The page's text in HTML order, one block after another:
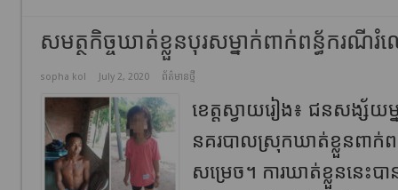
សមត្ថកិច្ចឃាត់ខ្លួនបុរសម្នាក់ពាក់ពន្ធ័ករណី
sopha kol July 2, 2020 ព័ត៌មានថ្មី
ខេត្តស្វាយរៀង៖ ជនសង្ស័យម្
នគរបាលស្រុកឃាត់ខ្លួនពាក់
សម្រេច។ ការឃាត់ខ្លួននេះប